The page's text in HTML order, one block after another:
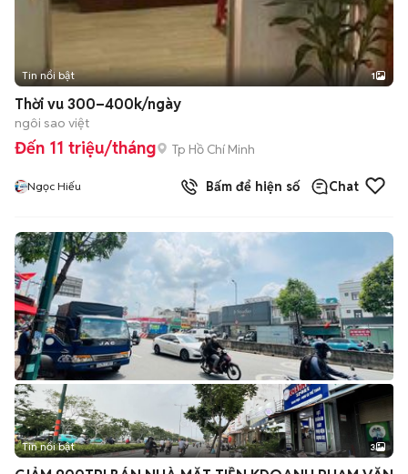
Tin nổi bật 1
Thời vu 300–400k/ngày
ngôi sao việt
Đến 11 triệu/tháng Tp Hồ Chí Minh
Ngọc Hiếu Bấm để hiện số Chat
Tin nổi bật 3